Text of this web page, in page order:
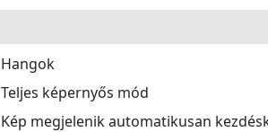
Hangok
Teljes képernyős mód
Kép megjelenik automatikusan